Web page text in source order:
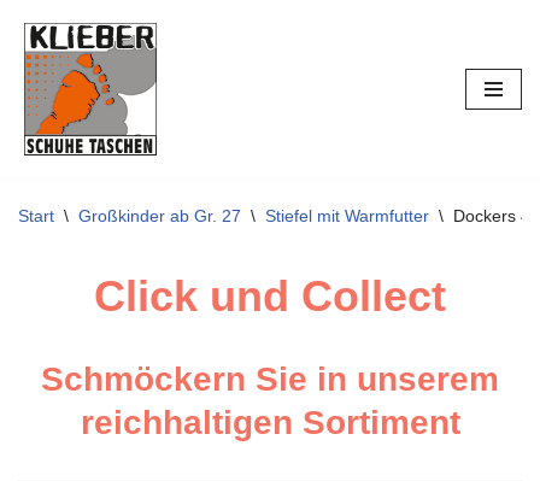
Zum
Inhalt
springen
Start \ Großkinder ab Gr. 27 \ Stiefel mit Warmfutter \ Dockers
Click und Collect
Schmöckern Sie in unserem
reichhaltigen Sortiment